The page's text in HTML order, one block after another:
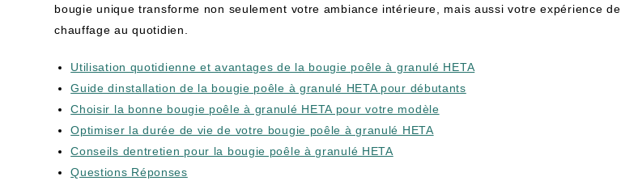
bougie unique transforme non seulement votre ambiance intérieure, mais aussi votre expérience de
chauffage au quotidien.
Utilisation quotidienne et avantages de la bougie poêle à granulé HETA
Guide dinstallation de la bougie poêle à granulé HETA pour débutants
Choisir la bonne bougie poêle à granulé HETA pour votre modèle
Optimiser la durée de vie de votre bougie poêle à granulé HETA
Conseils dentretien pour la bougie poêle à granulé HETA
Questions Réponses